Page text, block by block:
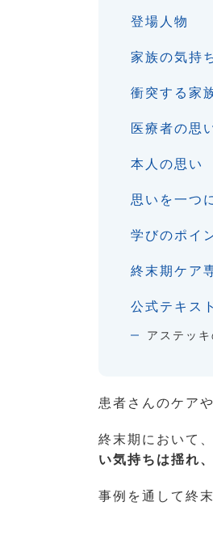
登場人物
家族の気持
衝突する家
医療者の思
本人の思い
思いを一つ
学びのポイ
終末期ケア
公式テキス
アステッ
患者さんのケア
終末期において、
い気持ちは揺れ
事例を通して終